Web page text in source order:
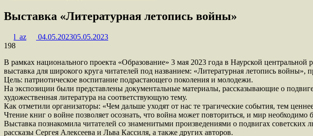
Выставка «Литературная летопись войны»
l_az 04.05.202305.05.2023
198
В рамках национального проекта «Образование» 3 мая 2023 года в Наурской
выставка для широкого круга читателей под названием: «Литературная летопись
Цель: патриотическое воспитание подрастающего поколения и молодежи.
На экспозиции были представлены документальные материалы, рассказывающие о
художественная литература на соответствующую тему.
Как отметили организаторы: «Чем дальше уходят от нас те трагические события, тем
Чтение книг о войне позволяет осознать, что война может повториться, и мир необходимо
Выставка познакомила читателей со знаменитыми произведениями о подвигах
рассказы Сергея Алексеева и Льва Кассиля, а также других авторов.